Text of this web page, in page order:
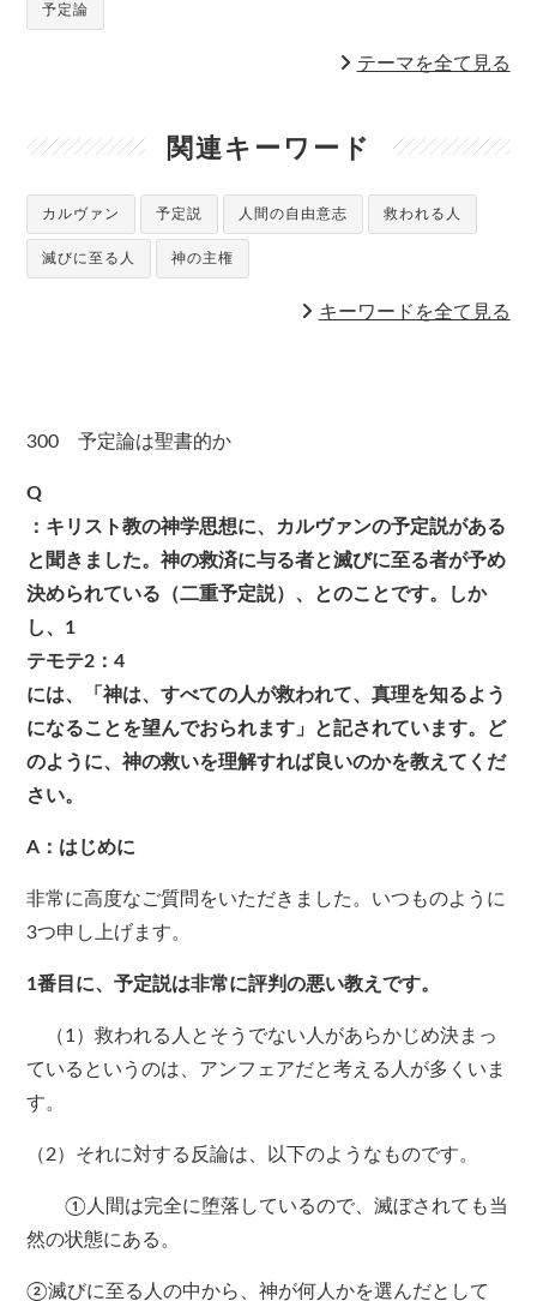
予定論
テーマを全て見る
関連キーワード
カルヴァン 予定説 人間の自由意志 救われる人
滅びに至る人 神の主権
キーワードを全て見る
300 予定論は聖書的か
Q
：キリスト教の神学思想に、カルヴァンの予定説がある
と聞きました。神の救済に与る者と滅びに至る者が予め
決められている（二重予定説）、とのことです。しか
し、1
テモテ2：4
には、「神は、すべての人が救われて、真理を知るよう
になることを望んでおられます」と記されています。ど
のように、神の救いを理解すれば良いのかを教えてくだ
さい。
A：はじめに
非常に高度なご質問をいただきました。いつものように
3つ申し上げます。
1番目に、予定説は非常に評判の悪い教えです。
（1）救われる人とそうでない人があらかじめ決まっ
ているというのは、アンフェアだと考える人が多くいま
す。
（2）それに対する反論は、以下のようなものです。
①人間は完全に堕落しているので、滅ぼされても当
然の状態にある。
②滅びに至る人の中から、神が何人かを選んだとして